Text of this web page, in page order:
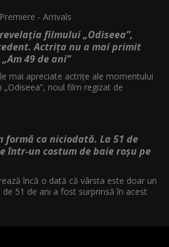
filmului „Odiseea”,
Actrița nu a mai primit
49 de ani”
mai apreciate actrițe ale momentului
noul film regizat de
formă ca niciodată. La 51 de
într-un costum de baie roșu pe
încă o dată că vârsta este doar un
51 de ani a fost surprinsă în acest